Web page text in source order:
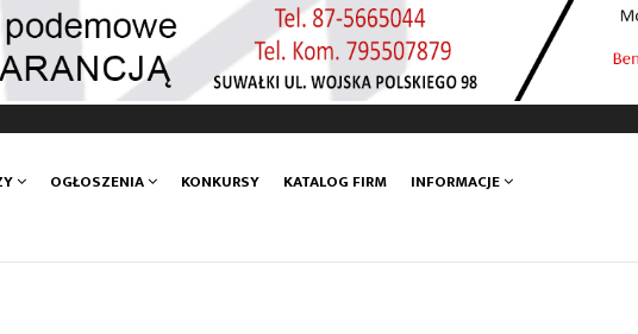
OGŁOSZENIA KONKURSY KATALOG FIRM INFORMACJE